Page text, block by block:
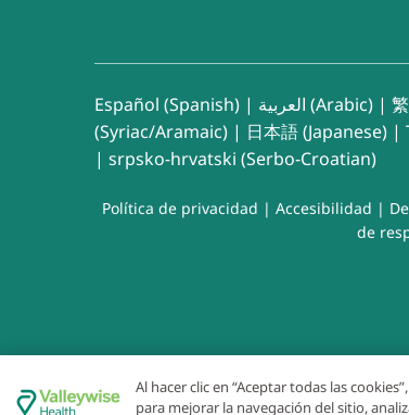
Español (Spanish) | العربية (Arabic) |
(Syriac/Aramaic) | 日本語 (Japanese) |
| srpsko-hrvatski (Serbo-Croatian)
Política de privacidad | Accesibilidad |
de
Al hacer clic en “Aceptar todas las
para mejorar la navegación del sitio,